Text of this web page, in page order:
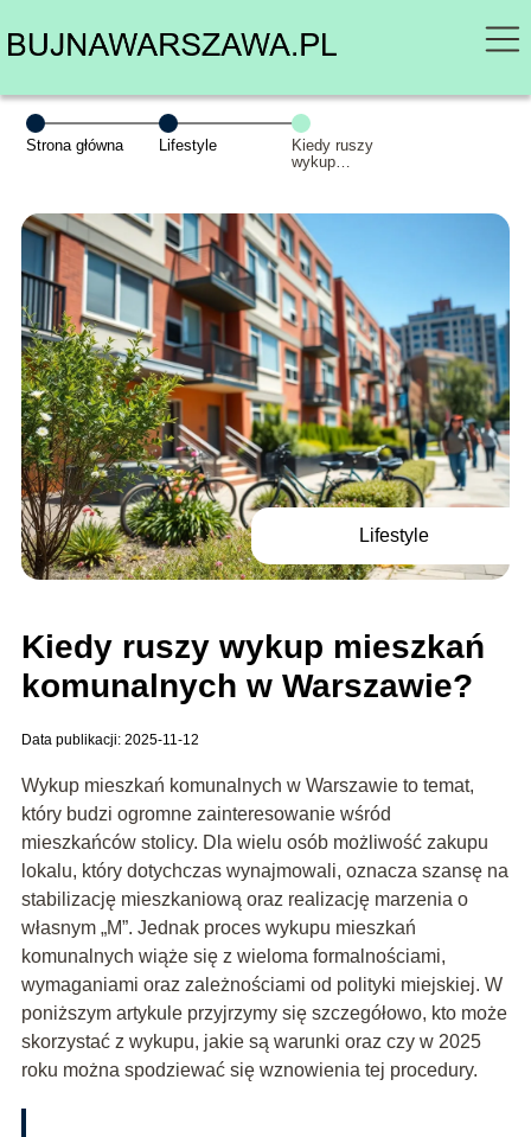
Strona główna Lifestyle
Kiedy ruszy
wykup
Warszawie?
Lifestyle
Kiedy ruszy wykup mieszkań
komunalnych w Warszawie?
Data publikacji: 2025-11-12
Wykup mieszkań komunalnych w Warszawie to temat,
który budzi ogromne zainteresowanie wśród
mieszkańców stolicy. Dla wielu osób możliwość zakupu
lokalu, który dotychczas wynajmowali, oznacza szansę na
stabilizację mieszkaniową oraz realizację marzenia o
własnym „M”. Jednak proces wykupu mieszkań
komunalnych wiąże się z wieloma formalnościami,
wymaganiami oraz zależnościami od polityki miejskiej. W
poniższym artykule przyjrzymy się szczegółowo, kto może
skorzystać z wykupu, jakie są warunki oraz czy w 2025
roku można spodziewać się wznowienia tej procedury.